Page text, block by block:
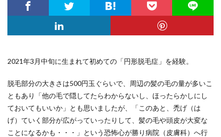
2021年3月中旬に生まれて初めての「円形脱毛症」を経験。
脱毛部分の大きさは500円玉ぐらいで、周辺の髪の毛の量が多いこ
ともあり「他の毛で隠してたらわからないし、ほったらかしにし
ておいてもいいか」とも思いましたが、「このあと、禿げ（は
げ）ていく部分が広がっていったりして、髪の毛や頭皮が大変な
ことになるかも・・・」という恐怖心が勝り病院（皮膚科）へ行